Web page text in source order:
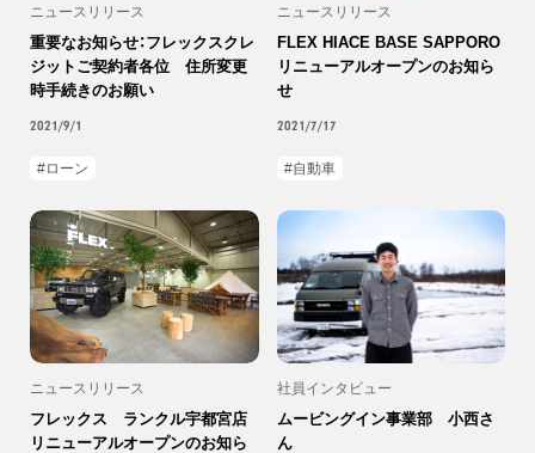
ニュースリリース
重要なお知らせ：フレックスクレ
ジットご契約者各位 住所変更
時手続きのお願い
2021/9/1
ローン
ニュースリリース
FLEX HIACE BASE SAPPORO
リニューアルオープンのお知ら
せ
2021/7/17
自動車
ニュースリリース
フレックス ランクル宇都宮店
リニューアルオープンのお知ら
社員インタビュー
ムービングイン事業部 小西さ
ん